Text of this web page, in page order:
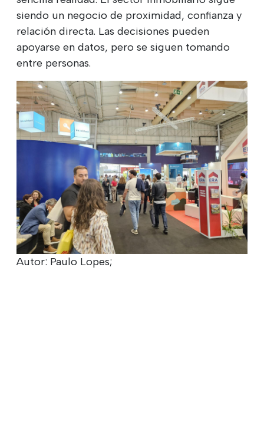
siendo un negocio de proximidad, confianza y
relación directa. Las decisiones pueden
apoyarse en datos, pero se siguen tomando
entre personas.
Autor: Paulo Lopes;